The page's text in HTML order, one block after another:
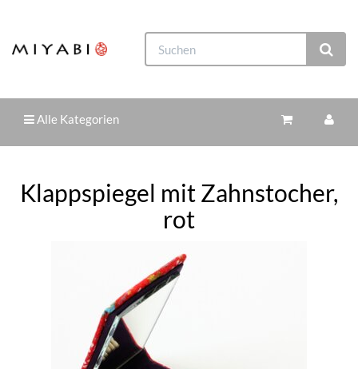
Alle Kategorien
Klappspiegel mit Zahnstocher,
rot